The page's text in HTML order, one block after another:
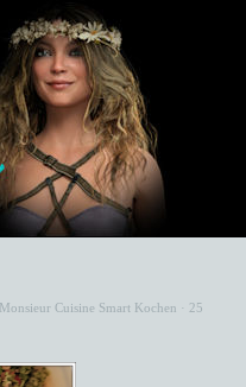
Monsieur Cuisine Smart Kochen · 25